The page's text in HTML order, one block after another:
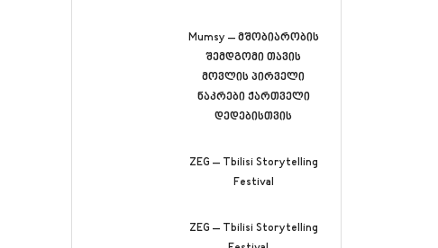
Mumsy – მშობიარობის
შემდგომი თავის
მოვლის პირველი
ნაკრები ქართველი
დედებისთვის
ZEG – Tbilisi Storytelling
Festival
ZEG – Tbilisi Storytelling